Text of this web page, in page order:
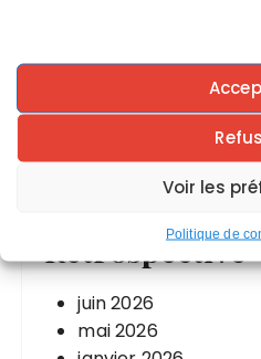
Voir les
Politique de
martial : l’histoire
Symbolique du
Rétrospective
juin 2026
mai 2026